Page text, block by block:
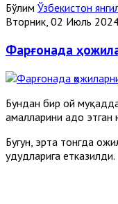
Бўлим Ўзбекистон
Вторник, 02 Июль
Фарғонада
Бундан бир ой
амалларини адо
Бугун, эрта тонгда
ҳудудларига етказилди.